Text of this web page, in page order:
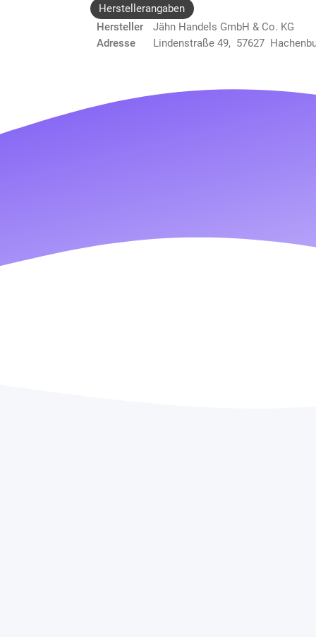
Herstellerangaben
Hersteller
Jähn Handels GmbH & Co. KG
Adresse
Lindenstraße 49, 57627